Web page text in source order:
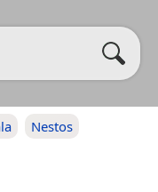
Nestos